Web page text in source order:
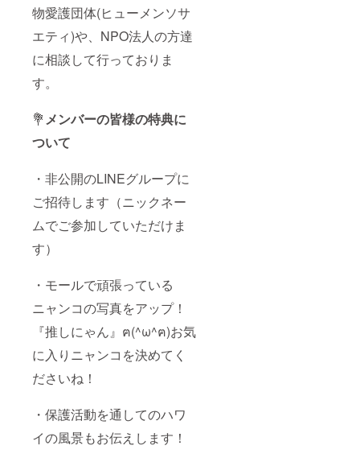
物愛護団体(ヒューメンソサ
エティ)や、NPO法人の方達
に相談して行っておりま
す。
💐メンバーの皆様の特典に
ついて
・非公開のLINEグループに
ご招待します（ニックネー
ムでご参加していただけま
す）
・モールで頑張っている
ニャンコの写真をアップ！
『推しにゃん』ฅ(^ω^ฅ)お気
に入りニャンコを決めてく
ださいね！
・保護活動を通してのハワ
イの風景もお伝えします！